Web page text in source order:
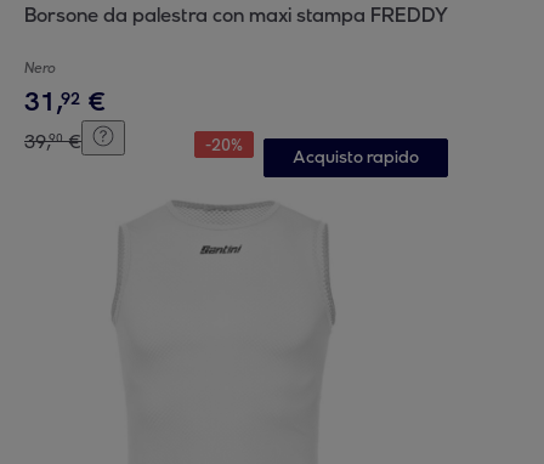
Borsone da palestra con maxi stampa FREDDY
Nero
31,92 €
39,90 € -20%
Acquisto rapido